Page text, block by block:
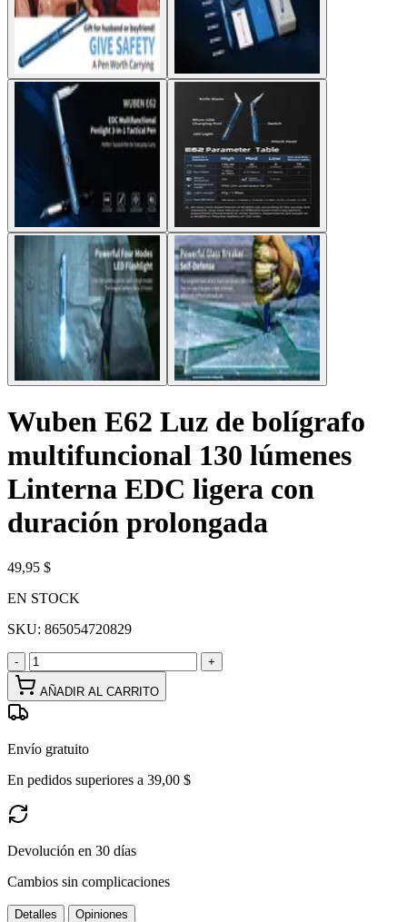
Wuben E62 Luz de bolígrafo
multifuncional 130 lúmenes
Linterna EDC ligera con
duración prolongada
49,95 $
EN STOCK
SKU: 865054720829
- +
AÑADIR AL CARRITO
Envío gratuito
En pedidos superiores a 39,00 $
Devolución en 30 días
Cambios sin complicaciones
Detalles Opiniones